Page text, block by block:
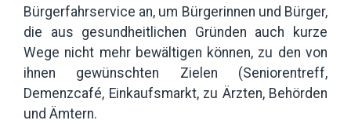
Bürgerfahrservice an, um Bürgerinnen und Bürger,
die aus gesundheitlichen Gründen auch kurze
Wege nicht mehr bewältigen können, zu den von
ihnen gewünschten Zielen (Seniorentreff,
Demenzcafé, Einkaufsmarkt, zu Ärzten, Behörden
und Ämtern.